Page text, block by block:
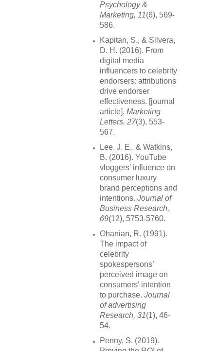
Psychology &
Marketing, 11(6), 569-
586.
Kapitan, S., & Silvera,
D. H. (2016). From
digital media
influencers to celebrity
endorsers: attributions
drive endorser
effectiveness. [journal
article]. Marketing
Letters, 27(3), 553-
567.
Lee, J. E., & Watkins,
B. (2016). YouTube
vloggers’ influence on
consumer luxury
brand perceptions and
intentions. Journal of
Business Research,
69(12), 5753-5760.
Ohanian, R. (1991).
The impact of
celebrity
spokespersons’
perceived image on
consumers’ intention
to purchase. Journal
of advertising
Research, 31(1), 46-
54.
Penny, S. (2019).